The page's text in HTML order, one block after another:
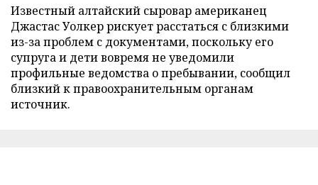
Известный алтайский сыровар американец
Джастас Уолкер рискует расстаться с близкими
из-за проблем с документами, поскольку его
супруга и дети вовремя не уведомили
профильные ведомства о пребывании, сообщил
близкий к правоохранительным органам
источник.